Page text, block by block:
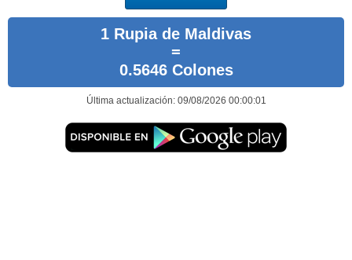
1 Rupia de Maldivas
=
0.5646 Colones
Última actualización: 09/08/2026 00:00:01